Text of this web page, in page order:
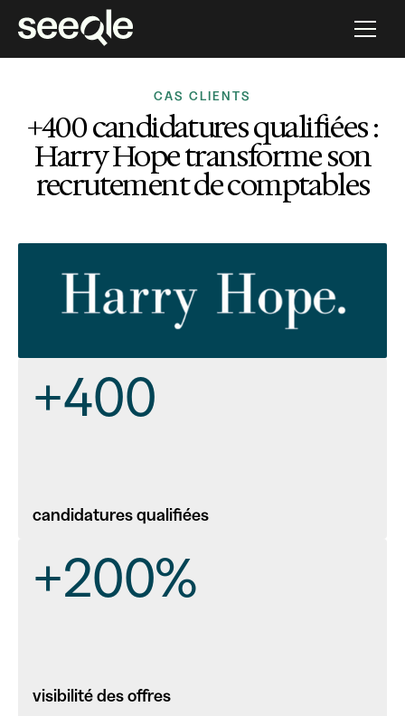
CAS CLIENTS
+400 candidatures qualifiées :
Harry Hope transforme son
recrutement de comptables
+400
candidatures qualifiées
+200%
visibilité des offres